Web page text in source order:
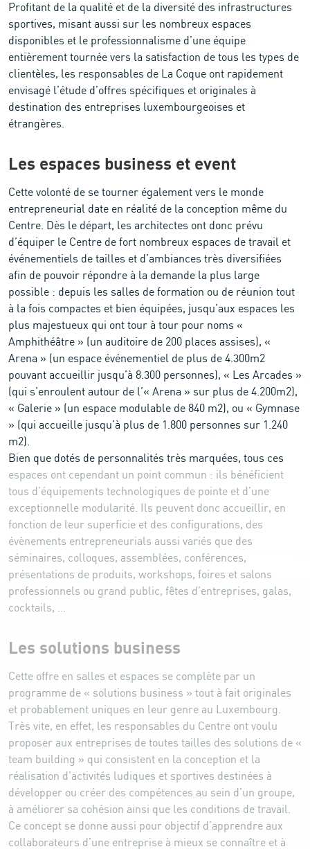
Profitant de la qualité et de la diversité des infrastructures
sportives, misant aussi sur les nombreux espaces
disponibles et le professionnalisme d’une équipe
entièrement tournée vers la satisfaction de tous les types de
clientèles, les responsables de La Coque ont rapidement
envisagé l’étude d’offres spécifiques et originales à
destination des entreprises luxembourgeoises et
étrangères.
Les espaces business et event
Cette volonté de se tourner également vers le monde
entrepreneurial date en réalité de la conception même du
Centre. Dès le départ, les architectes ont donc prévu
d’équiper le Centre de fort nombreux espaces de travail et
événementiels de tailles et d’ambiances très diversifiées
afin de pouvoir répondre à la demande la plus large
possible : depuis les salles de formation ou de réunion tout
à la fois compactes et bien équipées, jusqu’aux espaces les
plus majestueux qui ont tour à tour pour noms «
Amphithéâtre » (un auditoire de 200 places assises), «
Arena » (un espace événementiel de plus de 4.300m2
pouvant accueillir jusqu’à 8.300 personnes), « Les Arcades »
(qui s’enroulent autour de l’« Arena » sur plus de 4.200m2),
« Galerie » (un espace modulable de 840 m2), ou « Gymnase
» (qui accueille jusqu’à plus de 1.800 personnes sur 1.240
m2).
Bien que dotés de personnalités très marquées, tous ces
espaces ont cependant un point commun : ils bénéficient
tous d’équipements technologiques de pointe et d’une
exceptionnelle modularité. Ils peuvent donc accueillir, en
fonction de leur superficie et des configurations, des
évènements entrepreneurials aussi variés que des
séminaires, colloques, assemblées, conférences,
présentations de produits, workshops, foires et salons
professionnels ou grand public, fêtes d’entreprises, galas,
cocktails, ...
Les solutions business
Cette offre en salles et espaces se complète par un
programme de « solutions business » tout à fait originales
et probablement uniques en leur genre au Luxembourg.
Très vite, en effet, les responsables du Centre ont voulu
proposer aux entreprises de toutes tailles des solutions de «
team building » qui consistent en la conception et la
réalisation d’activités ludiques et sportives destinées à
développer ou créer des compétences au sein d’un groupe,
à améliorer sa cohésion ainsi que les conditions de travail.
Ce concept se donne aussi pour objectif d’apprendre aux
collaborateurs d’une entreprise à mieux se connaître et à